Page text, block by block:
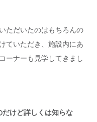
ただいたのはもちろんの
ていただき、施設内にあ
ーナーも見学してきまし
けど詳しくは知らな